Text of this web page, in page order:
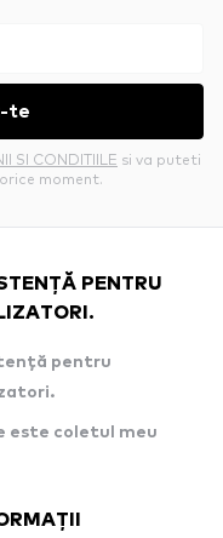
te
SI CONDITIILE si va puteti
moment.
PENTRU
pentru
este coletul meu